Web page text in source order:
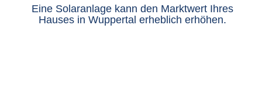
Eine Solaranlage kann den Marktwert Ihres
Hauses in Wuppertal erheblich erhöhen.